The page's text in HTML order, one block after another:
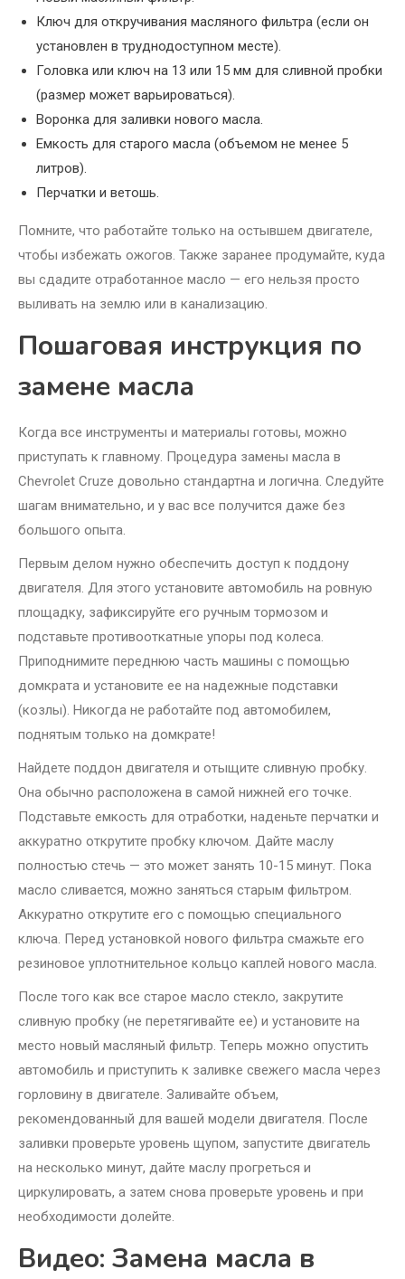
Ключ для откручивания масляного фильтра (если он
установлен в труднодоступном месте).
Головка или ключ на 13 или 15 мм для сливной пробки
(размер может варьироваться).
Воронка для заливки нового масла.
Емкость для старого масла (объемом не менее 5
литров).
Перчатки и ветошь.
Помните, что работайте только на остывшем двигателе,
чтобы избежать ожогов. Также заранее продумайте, куда
вы сдадите отработанное масло — его нельзя просто
выливать на землю или в канализацию.
Пошаговая инструкция по
замене масла
Когда все инструменты и материалы готовы, можно
приступать к главному. Процедура замены масла в
Chevrolet Cruze довольно стандартна и логична. Следуйте
шагам внимательно, и у вас все получится даже без
большого опыта.
Первым делом нужно обеспечить доступ к поддону
двигателя. Для этого установите автомобиль на ровную
площадку, зафиксируйте его ручным тормозом и
подставьте противооткатные упоры под колеса.
Приподнимите переднюю часть машины с помощью
домкрата и установите ее на надежные подставки
(козлы). Никогда не работайте под автомобилем,
поднятым только на домкрате!
Найдете поддон двигателя и отыщите сливную пробку.
Она обычно расположена в самой нижней его точке.
Подставьте емкость для отработки, наденьте перчатки и
аккуратно открутите пробку ключом. Дайте маслу
полностью стечь — это может занять 10-15 минут. Пока
масло сливается, можно заняться старым фильтром.
Аккуратно открутите его с помощью специального
ключа. Перед установкой нового фильтра смажьте его
резиновое уплотнительное кольцо каплей нового масла.
После того как все старое масло стекло, закрутите
сливную пробку (не перетягивайте ее) и установите на
место новый масляный фильтр. Теперь можно опустить
автомобиль и приступить к заливке свежего масла через
горловину в двигателе. Заливайте объем,
рекомендованный для вашей модели двигателя. После
заливки проверьте уровень щупом, запустите двигатель
на несколько минут, дайте маслу прогреться и
циркулировать, а затем снова проверьте уровень и при
необходимости долейте.
Видео: Замена масла в